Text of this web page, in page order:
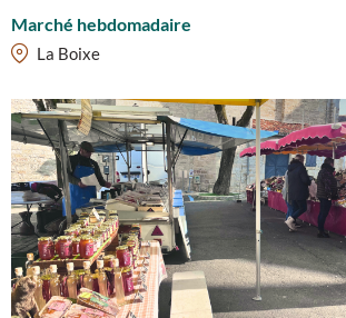
Marché hebdomadaire
La Boixe